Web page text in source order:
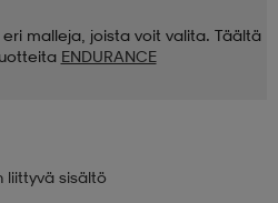
malleja, joista voit valita. Täältä
ENDURANCE
liittyvä sisältö